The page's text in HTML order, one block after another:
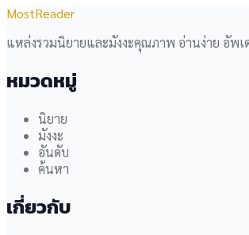
MostReader
แหล่งรวมนิยายและมังงะคุณภาพ อ่านง่าย อัพเ
หมวดหมู่
นิยาย
มังงะ
อันดับ
ค้นหา
เกี่ยวกับ